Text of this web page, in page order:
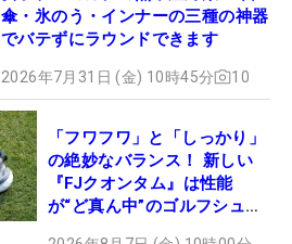
傘・氷のう・インナーの三種の神器
でバテずにラウンドできます
2026年7月31日 (金) 10時45分 10
「フワフワ」と「しっかり」
の絶妙なバランス！ 新しい
『FJクオンタム』は性能
が“ど真ん中”のゴルフシュー